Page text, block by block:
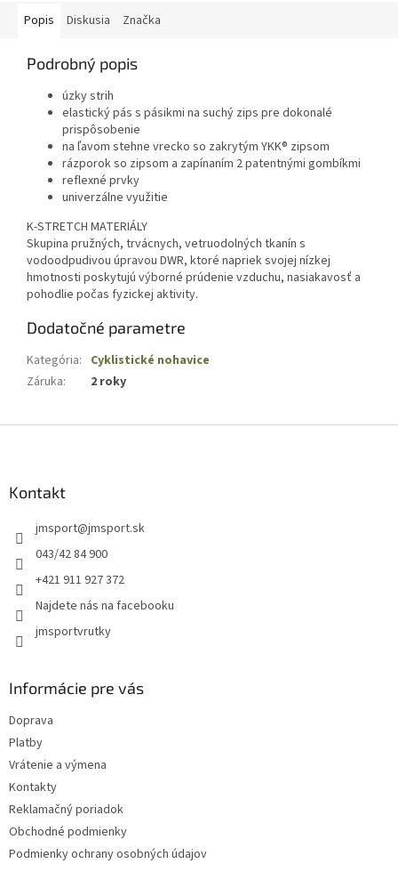
Popis Diskusia Značka
Podrobný popis
úzky strih
elastický pás s pásikmi na suchý zips pre dokonalé
prispôsobenie
na ľavom stehne vrecko so zakrytým YKK® zipsom
rázporok so zipsom a zapínaním 2 patentnými gombíkmi
reflexné prvky
univerzálne využitie
K-STRETCH MATERIÁLY
Skupina pružných, trvácnych, vetruodolných tkanín s
vodoodpudivou úpravou DWR, ktoré napriek svojej nízkej
hmotnosti poskytujú výborné prúdenie vzduchu, nasiakavosť a
pohodlie počas fyzickej aktivity.
Dodatočné parametre
Kategória: Cyklistické nohavice
Záruka: 2 roky
Kontakt
jmsport@jmsport.sk
043/42 84 900
+421 911 927 372
Najdete nás na facebooku
jmsportvrutky
Informácie pre vás
Doprava
Platby
Vrátenie a výmena
Kontakty
Reklamačný poriadok
Obchodné podmienky
Podmienky ochrany osobných údajov